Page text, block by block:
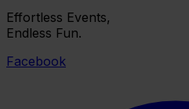
Effortless Events,
Endless Fun.
Facebook